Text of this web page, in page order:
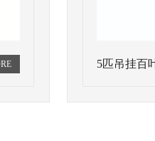
5匹吊挂百